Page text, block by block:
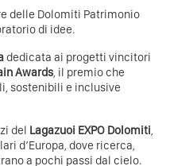
delle Dolomiti Patrimonio
di idee.
dedicata ai progetti vincitori
Awards , il premio che
sostenibili e inclusive
del Lagazuoi EXPO Dolomiti
d’Europa, dove ricerca,
a pochi passi dal cielo.